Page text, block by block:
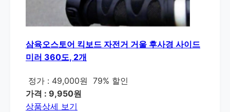
삼육오스토어 킥보드 자전거 거울 후사경 사이드
미러 360도, 2개
정가 : 49,000원 79% 할인
가격 : 9,950원
상품상세 보기